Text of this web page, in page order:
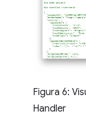
Figura 6:
Handler